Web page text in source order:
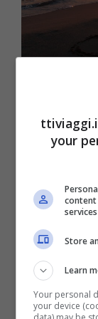
Come godersi
Un altro
your
content
Store
Learn
Your personal
your device